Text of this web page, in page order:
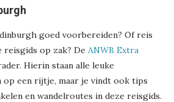
goed voorbereiden? Of reis
op zak? De ANWB Extra
Hierin staan alle leuke
op een rijtje, maar je vindt ook tips
en wandelroutes in deze reisgids.